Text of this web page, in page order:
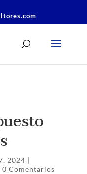
2024 |
0 Comentarios